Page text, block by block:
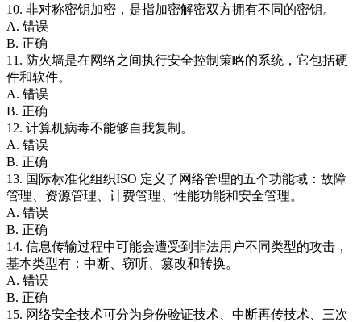
10. 非对称密钥加密，是指加密解密双方拥有不同的密钥。
A. 错误
B. 正确
11. 防火墙是在网络之间执行安全控制策略的系统，它包括硬
件和软件。
A. 错误
B. 正确
12. 计算机病毒不能够自我复制。
A. 错误
B. 正确
13. 国际标准化组织ISO 定义了网络管理的五个功能域：故障
管理、资源管理、计费管理、性能功能和安全管理。
A. 错误
B. 正确
14. 信息传输过程中可能会遭受到非法用户不同类型的攻击，
基本类型有：中断、窃听、篡改和转换。
A. 错误
B. 正确
15. 网络安全技术可分为身份验证技术、中断再传技术、三次